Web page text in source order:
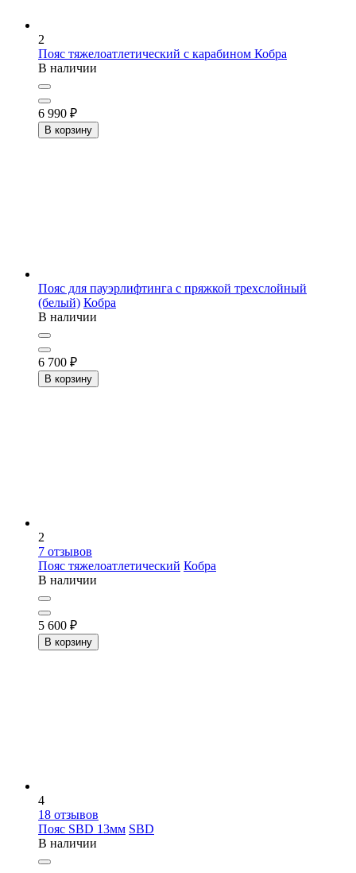
2
Пояс тяжелоатлетический с карабином Кобра
В наличии
6 990 ₽
В корзину
Пояс для пауэрлифтинга с пряжкой трехслойный
(белый) Кобра
В наличии
6 700 ₽
В корзину
2
7 отзывов
Пояс тяжелоатлетический Кобра
В наличии
5 600 ₽
В корзину
4
18 отзывов
Пояс SBD 13мм SBD
В наличии